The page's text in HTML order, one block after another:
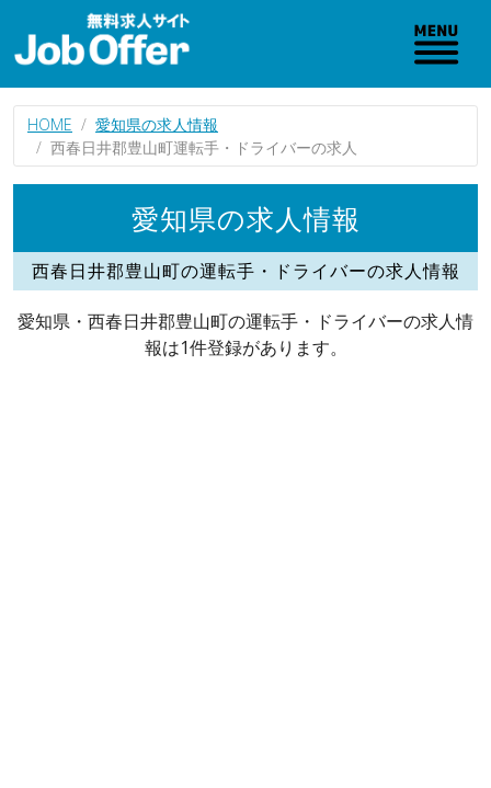
HOME
愛知県の求人情報
西春日井郡豊山町運転手・ドライバーの求人
愛知県の求人情報
西春日井郡豊山町の運転手・ドライバーの求人情報
愛知県・西春日井郡豊山町の運転手・ドライバーの求人情
報は1件登録があります。